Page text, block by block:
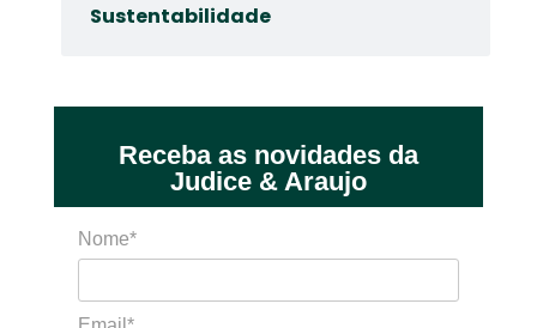
Sustentabilidade
Receba as novidades da
Judice & Araujo
Nome*